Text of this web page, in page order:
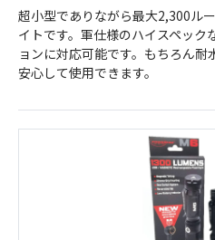
超小型でありながら最大2,300ル
イトです。軍仕様のハイスペック
ョンに対応可能です。もちろん
安心して使用できます。